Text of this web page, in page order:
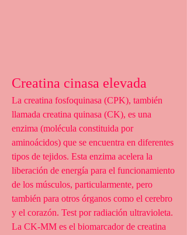
Creatina cinasa elevada
La creatina fosfoquinasa (CPK), también
llamada creatina quinasa (CK), es una
enzima (molécula constituida por
aminoácidos) que se encuentra en diferentes
tipos de tejidos. Esta enzima acelera la
liberación de energía para el funcionamiento
de los músculos, particularmente, pero
también para otros órganos como el cerebro
y el corazón. Test por radiación ultravioleta.
La CK-MM es el biomarcador de creatina